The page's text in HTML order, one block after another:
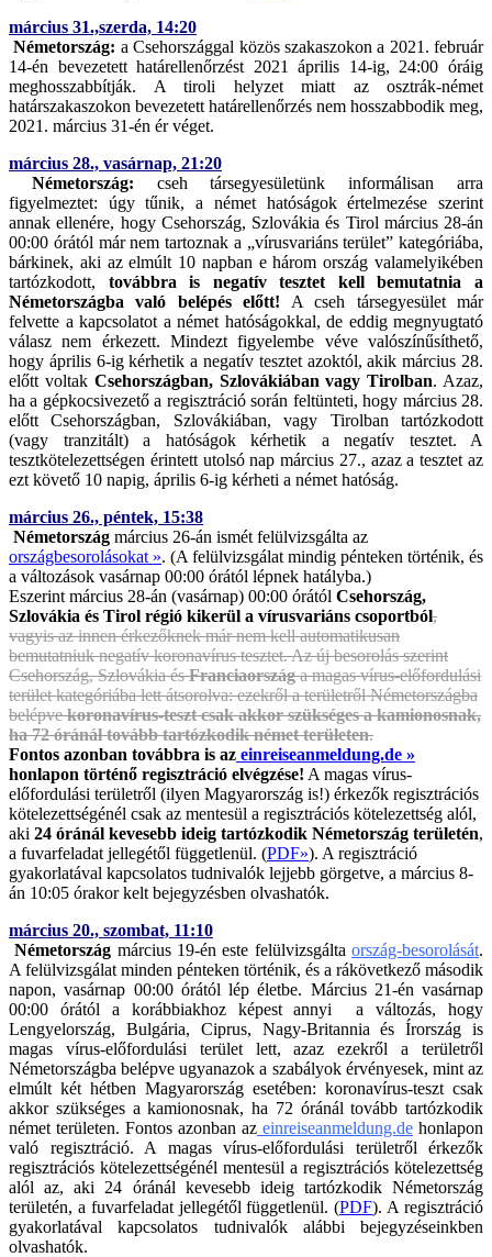
március 31.,szerda, 14:20
Németország: a Csehországgal közös szakaszokon a 2021. február
14-én bevezetett határellenőrzést 2021 április 14-ig, 24:00 óráig
meghosszabbítják. A tiroli helyzet miatt az osztrák-német
határszakaszokon bevezetett határellenőrzés nem hosszabbodik meg,
2021. március 31-én ér véget.
március 28., vasárnap, 21:20
Németország: cseh társegyesületünk informálisan arra
figyelmeztet: úgy tűnik, a német hatóságok értelmezése szerint
annak ellenére, hogy Csehország, Szlovákia és Tirol március 28-án
00:00 órától már nem tartoznak a „vírusvariáns terület” kategóriába,
bárkinek, aki az elmúlt 10 napban e három ország valamelyikében
tartózkodott, továbbra is negatív tesztet kell bemutatnia a
Németországba való belépés előtt! A cseh társegyesület már
felvette a kapcsolatot a német hatóságokkal, de eddig megnyugtató
válasz nem érkezett. Mindezt figyelembe véve valószínűsíthető,
hogy április 6-ig kérhetik a negatív tesztet azoktól, akik március 28.
előtt voltak Csehországban, Szlovákiában vagy Tirolban. Azaz,
ha a gépkocsivezető a regisztráció során feltünteti, hogy március 28.
előtt Csehországban, Szlovákiában, vagy Tirolban tartózkodott
(vagy tranzitált) a hatóságok kérhetik a negatív tesztet. A
tesztkötelezettségen érintett utolsó nap március 27., azaz a tesztet az
ezt követő 10 napig, április 6-ig kérheti a német hatóság.
március 26., péntek, 15:38
Németország március 26-án ismét felülvizsgálta az
országbesorolásokat ». (A felülvizsgálat mindig pénteken történik, és
a változások vasárnap 00:00 órától lépnek hatályba.)
Eszerint március 28-án (vasárnap) 00:00 órától Csehország,
Szlovákia és Tirol régió kikerül a vírusvariáns csoportból,
vagyis az innen érkezőknek már nem kell automatikusan
bemutatniuk negatív koronavírus tesztet. Az új besorolás szerint
Csehország, Szlovákia ésFranciaországa magas vírus-előfordulási
terület kategóriába lett átsorolva: ezekről a területről Németországba
belépvekoronavírus-teszt csak akkor szükséges a kamionosnak,
ha 72 óránál tovább tartózkodik német területen.
Fontos azonban továbbra is az einreiseanmeldung.de »
honlapon történő regisztráció elvégzése! A magas vírus-
előfordulási területről (ilyen Magyarország is!) érkezők regisztrációs
kötelezettségénél csak az mentesül a regisztrációs kötelezettség alól,
aki 24 óránál kevesebb ideig tartózkodik Németország területén,
a fuvarfeladat jellegétől függetlenül. (PDF»). A regisztráció
gyakorlatával kapcsolatos tudnivalók lejjebb görgetve, a március 8-
án 10:05 órakor kelt bejegyzésben olvashatók.
március 20., szombat, 11:10
Németország március 19-én este felülvizsgáltaország-besorolását.
A felülvizsgálat minden pénteken történik, és a rákövetkező második
napon, vasárnap 00:00 órától lép életbe. Március 21-én vasárnap
00:00 órától a korábbiakhoz képest annyi a változás, hogy
Lengyelország, Bulgária, Ciprus, Nagy-Britannia és Írország is
magas vírus-előfordulási terület lett, azaz ezekről a területről
Németországba belépve ugyanazok a szabályok érvényesek, mint az
elmúlt két hétben Magyarország esetében: koronavírus-teszt csak
akkor szükséges a kamionosnak, ha 72 óránál tovább tartózkodik
német területen. Fontos azonban az einreiseanmeldung.de honlapon
való regisztráció. A magas vírus-előfordulási területről érkezők
regisztrációs kötelezettségénél mentesül a regisztrációs kötelezettség
alól az, aki 24 óránál kevesebb ideig tartózkodik Németország
területén, a fuvarfeladat jellegétől függetlenül. (PDF). A regisztráció
gyakorlatával kapcsolatos tudnivalók alábbi bejegyzéseinkben
olvashatók.